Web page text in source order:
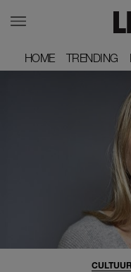
HOME
HOME TRENDING
TRENDING